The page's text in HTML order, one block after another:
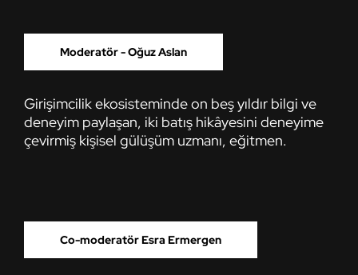
Moderatör - Oğuz Aslan
Girişimcilik ekosisteminde on beş yıldır bilgi ve
deneyim paylaşan, iki batış hikâyesini deneyime
çevirmiş kişisel gülüşüm uzmanı, eğitmen.
Co-moderatör Esra Ermergen